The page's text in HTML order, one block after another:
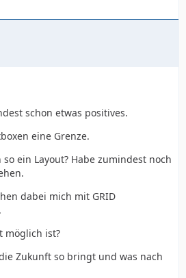
schon etwas positives.
eine Grenze.
ein Layout? Habe zumindest noch
dabei mich mit GRID
möglich ist?
Zukunft so bringt und was nach